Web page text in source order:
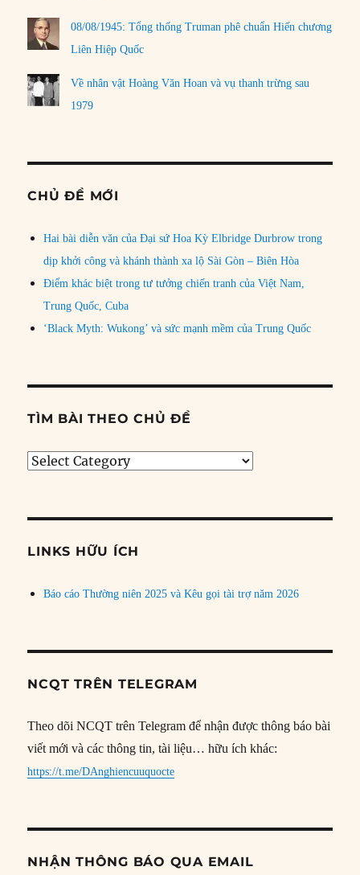
08/08/1945: Tổng thống Truman phê chuẩn Hiến chương
Liên Hiệp Quốc
Về nhân vật Hoàng Văn Hoan và vụ thanh trừng sau
1979
CHỦ ĐỀ MỚI
Hai bài diễn văn của Đại sứ Hoa Kỳ Elbridge Durbrow trong
dịp khởi công và khánh thành xa lộ Sài Gòn – Biên Hòa
Điểm khác biệt trong tư tưởng chiến tranh của Việt Nam,
Trung Quốc, Cuba
‘Black Myth: Wukong’ và sức mạnh mềm của Trung Quốc
TÌM BÀI THEO CHỦ ĐỀ
Tìm
đề
LINKS HỮU ÍCH
Báo cáo Thường niên 2025 và Kêu gọi tài trợ năm 2026
NCQT TRÊN TELEGRAM
Theo dõi NCQT trên Telegram để nhận được thông báo bài
viết mới và các thông tin, tài liệu… hữu ích khác:
https://t.me/DAnghiencuuquocte
NHẬN THÔNG BÁO QUA EMAIL